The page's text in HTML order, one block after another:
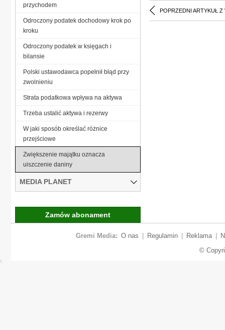
POPRZEDNI ARTYKUŁ Z
przychodem
Odroczony podatek dochodowy krok po
kroku
Odroczony podatek w księgach i
bilansie
Polski ustawodawca popełnił błąd przy
zwolnieniu
Strata podatkowa wpływa na aktywa
Trzeba ustalić aktywa i rezerwy
W jaki sposób określać różnice
przejściowe
Zwiększenie majątku oznacza
uiszczenie daniny
MEDIA PLANET
Zamów abonament
Gremi Media: O nas Regulamin Reklama
©